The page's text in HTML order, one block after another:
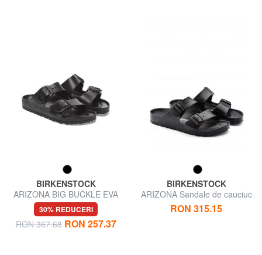
BIRKENSTOCK
ARIZONA BIG BUCKLE EVA
Papuci de cauciuc
30% REDUCERI
RON 367.68 RON 257.37
BIRKENSTOCK
ARIZONA Sandale de cauciuc
RON 315.15